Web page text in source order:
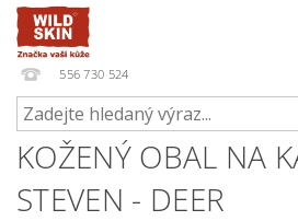
556 730 524
KOŽENÝ OBAL NA
STEVEN - DEER